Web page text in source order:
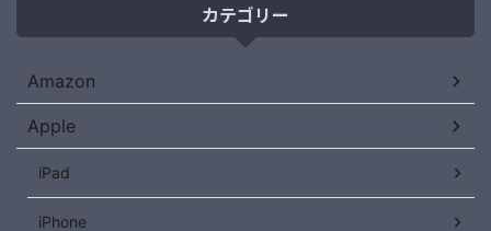
カテゴリー
Amazon
Apple
iPad
iPhone